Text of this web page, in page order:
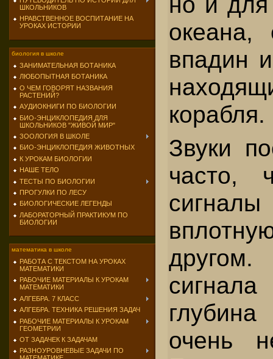
ШКОЛЬНИКОВ
НРАВСТВЕННОЕ ВОСПИТАНИЕ НА
УРОКАХ ИСТОРИИ
биология в школе
ЗАНИМАТЕЛЬНАЯ БОТАНИКА
ЛЮБОПЫТНАЯ БОТАНИКА
О ЧЕМ ГОВОРЯТ НАЗВАНИЯ
РАСТЕНИЙ?
АУДИОКНИГИ ПО БИОЛОГИИ
БИО-ЭНЦИКЛОПЕДИЯ ДЛЯ
ШКОЛЬНИКОВ "ЖИВОЙ МИР"
ЗООЛОГИЯ В ШКОЛЕ
БИО-ЭНЦИКЛОПЕДИЯ ЖИВОТНЫХ
К УРОКАМ БИОЛОГИИ
НАШЕ ТЕЛО
ТЕСТЫ ПО БИОЛОГИИ
ПРОГУЛКИ ПО ЛЕСУ
БИОЛОГИЧЕСКИЕ ЛЕГЕНДЫ
ЛАБОРАТОРНЫЙ ПРАКТИКУМ ПО
БИОЛОГИИ
математика в школе
РАБОТА С ТЕКСТОМ НА УРОКАХ
МАТЕМАТИКИ
РАБОЧИЕ МАТЕРИАЛЫ К УРОКАМ
МАТЕМАТИКИ
АЛГЕБРА. 7 КЛАСС
АЛГЕБРА. ТЕХНИКА РЕШЕНИЯ ЗАДАЧ
РАБОЧИЕ МАТЕРИАЛЫ К УРОКАМ
ГЕОМЕТРИИ
ОТ ЗАДАЧЕК К ЗАДАЧАМ
РАЗНОУРОВНЕВЫЕ ЗАДАЧИ ПО
оке­ана,
впадин
корабля.
Звуки
часто,
очень